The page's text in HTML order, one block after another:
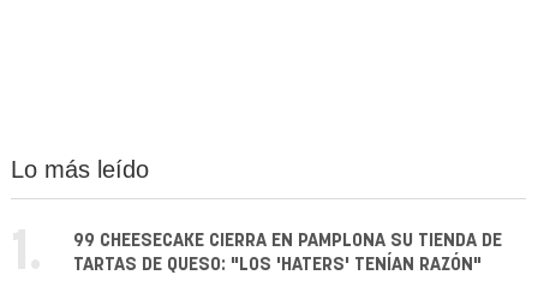
Lo más leído
1.
99 CHEESECAKE CIERRA EN PAMPLONA SU TIENDA DE
TARTAS DE QUESO: "LOS 'HATERS' TENÍAN RAZÓN"